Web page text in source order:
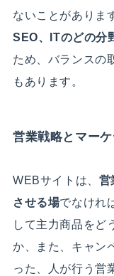
ないことがありま
SEO、ITのどの分
ため、バランスの
もあります。
営業戦略とマー
WEBサイトは、 営
させる場でなけれ
して主力商品をど
か、また、キャン
った、人が行う営